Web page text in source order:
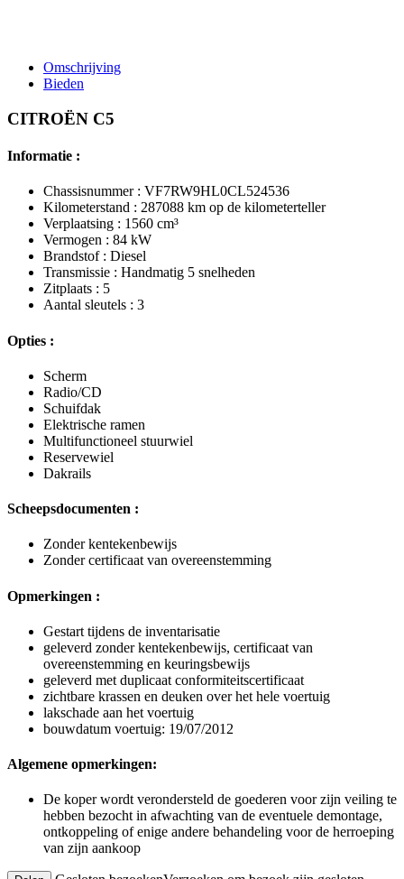
Omschrijving
Bieden
CITROËN C5
Informatie :
Chassisnummer : VF7RW9HL0CL524536
Kilometerstand : 287088 km op de kilometerteller
Verplaatsing : 1560 cm³
Vermogen : 84 kW
Brandstof : Diesel
Transmissie : Handmatig 5 snelheden
Zitplaats : 5
Aantal sleutels : 3
Opties :
Scherm
Radio/CD
Schuifdak
Elektrische ramen
Multifunctioneel stuurwiel
Reservewiel
Dakrails
Scheepsdocumenten :
Zonder kentekenbewijs
Zonder certificaat van overeenstemming
Opmerkingen :
Gestart tijdens de inventarisatie
geleverd zonder kentekenbewijs, certificaat van
overeenstemming en keuringsbewijs
geleverd met duplicaat conformiteitscertificaat
zichtbare krassen en deuken over het hele voertuig
lakschade aan het voertuig
bouwdatum voertuig: 19/07/2012
Algemene opmerkingen:
De koper wordt verondersteld de goederen voor zijn veiling te
hebben bezocht in afwachting van de eventuele demontage,
ontkoppeling of enige andere behandeling voor de herroeping
van zijn aankoop